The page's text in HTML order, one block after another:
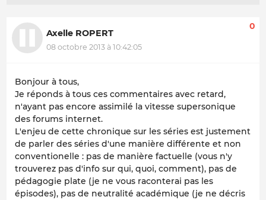
Axelle ROPERT
08 octobre 2013 à 10:42:05
0
Bonjour à tous,
Je réponds à tous ces commentaires avec retard,
n'ayant pas encore assimilé la vitesse supersonique
des forums internet.
L'enjeu de cette chronique sur les séries est justement
de parler des séries d'une manière différente et non
conventionelle : pas de manière factuelle (vous n'y
trouverez pas d'info sur qui, quoi, comment), pas de
pédagogie plate (je ne vous raconterai pas les
épisodes), pas de neutralité académique (je ne décris